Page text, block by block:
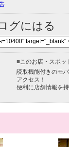
グにはる
■ このお店・スポ
読取機能付きのモ
アクセス！
便利に店舗情報を